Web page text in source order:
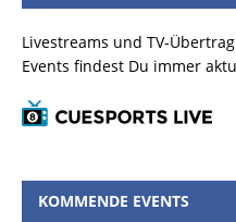
Livestreams und TV-
Events findest Du immer
KOMMENDE EVENTS